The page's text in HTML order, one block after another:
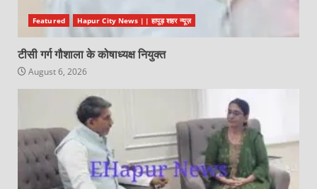
Featured Hapur City News || हापुड़ शहर न्यूज़
टीसी गर्ग गौशाला के कोषाध्यक्ष नियुक्त
August 6, 2026